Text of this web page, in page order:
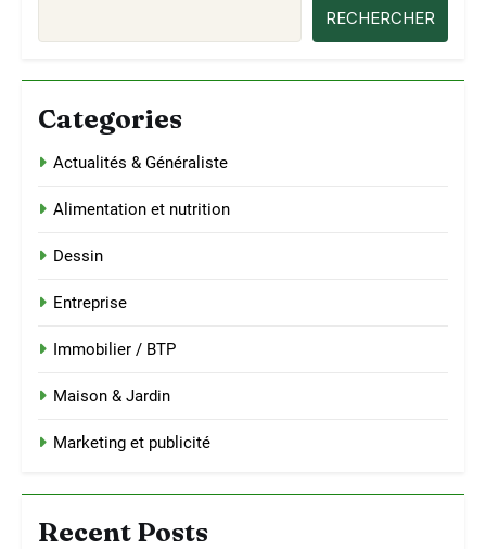
RECHERCHER
Categories
Actualités & Généraliste
Alimentation et nutrition
Dessin
Entreprise
Immobilier / BTP
Maison & Jardin
Marketing et publicité
Recent Posts